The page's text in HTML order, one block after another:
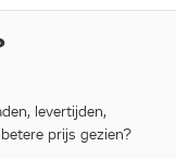
levertijden,
prijs gezien?